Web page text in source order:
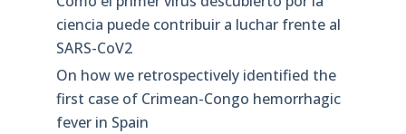
ciencia puede contribuir a luchar frente al
SARS-CoV2
On how we retrospectively identified the
first case of Crimean-Congo hemorrhagic
fever in Spain